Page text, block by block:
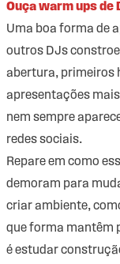
Ouça warm ups de
Uma boa forma de
outros DJs
abertura, primeiros
apresentações
nem sempre
redes sociais.
Repare em como
demoram para
criar ambiente,
que forma mantêm
é estudar